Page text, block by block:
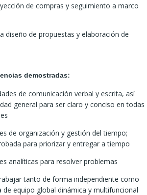
de compras y seguimiento a marco
diseño de propuestas y elaboración de
demostradas:
de comunicación verbal y escrita, así
general para ser claro y conciso en todas
de organización y gestión del tiempo;
para priorizar y entregar a tiempo
analíticas para resolver problemas
tanto de forma independiente como
de equipo global dinámica y multifuncional